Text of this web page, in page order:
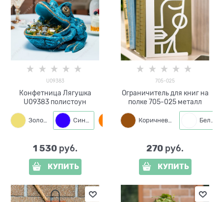
U09383
Конфетница Лягушка
U09383 полистоун
Золото Синий Бронза
1 530 руб.
КУПИТЬ
705-025
Ограничитель для книг на
полке 705-025 металл
Коричневый Белый
270 руб.
КУПИТЬ